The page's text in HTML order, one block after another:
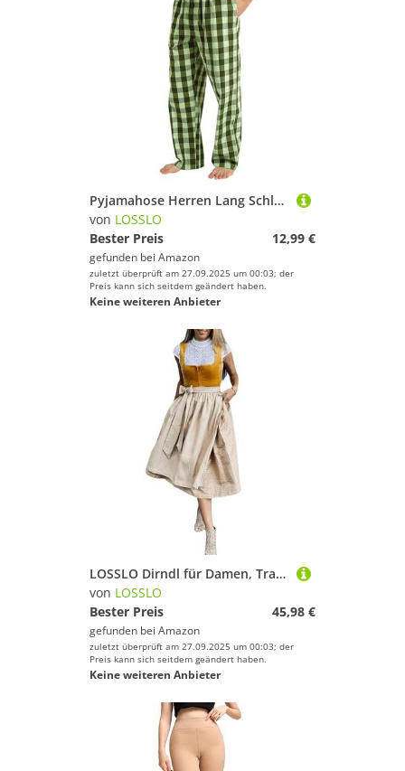
Pyjamahose Herren Lang Schlafanzughosen für Herren Flanell Baumwolle Pyjama Hose Karierte Bequem Loungehose Freizeithose Leichte Sporthose Laufhose Relaxhose
von LOSSLO
Bester Preis
12,99 €
gefunden bei Amazon
zuletzt überprüft am 27.09.2025 um 00:03; der
Preis kann sich seitdem geändert haben.
Keine weiteren Anbieter
LOSSLO Dirndl für Damen, Trachtenkleid Damen Modern Lang, Dirndlkleid Elegant Tracht Kleid Bayerisches Trachtenkleider Trachtenrock Trachten Kleidung Oktoberfest Mottoparty
von LOSSLO
Bester Preis
45,98 €
gefunden bei Amazon
zuletzt überprüft am 27.09.2025 um 00:03; der
Preis kann sich seitdem geändert haben.
Keine weiteren Anbieter